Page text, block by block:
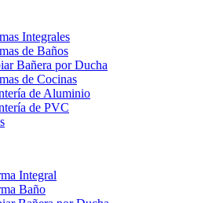
Integrales
de Baños
Bañera por Ducha
de Cocinas
de Aluminio
de PVC
Integral
Baño